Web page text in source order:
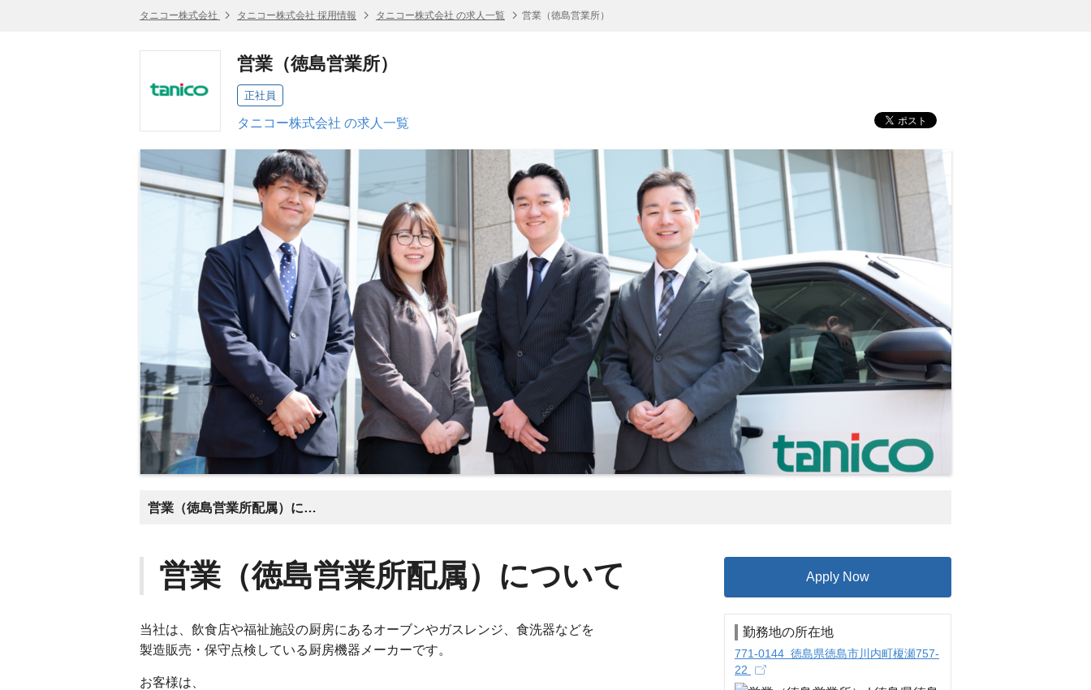
タニコー株式会社 タニコー株式会社 採用情報 タニコー株式会社 の求人一覧 営業（徳島営業所）
営業（徳島営業所）
正社員
タニコー株式会社 の求人一覧
営業（徳島営業所配属）について
営業（徳島営業所配属）について
当社は、飲食店や福祉施設の厨房にあるオーブンやガスレンジ、食洗器などを
製造販売・保守点検している厨房機器メーカーです。
お客様は、
Apply Now
勤務地の所在地
771-0144 徳島県徳島市川内町榎瀬757-
22